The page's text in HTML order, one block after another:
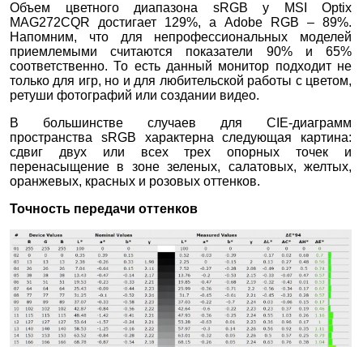
Объем цветного диапазона sRGB у MSI Optix
MAG272CQR достигает 129%, а Adobe RGB – 89%.
Напомним, что для непрофессиональных моделей
приемлемыми считаются показатели 90% и 65%
соответственно. То есть данный монитор подходит не
только для игр, но и для любительской работы с цветом,
ретуши фотографий или создании видео.
В большинстве случаев для CIE-диаграмм
пространства sRGB характерна следующая картина:
сдвиг двух или всех трех опорных точек и
перенасыщение в зоне зеленых, салатовых, желтых,
оранжевых, красных и розовых оттенков.
Точность передачи оттенков